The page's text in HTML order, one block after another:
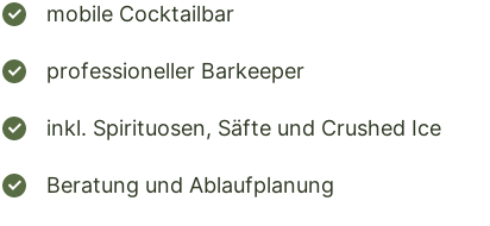
mobile Cocktailbar
professioneller Barkeeper
inkl. Spirituosen, Säfte und Crushed Ice
Beratung und Ablaufplanung